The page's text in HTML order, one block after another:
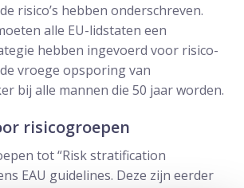
risico’s hebben onderschreven.
alle EU-lidstaten een
hebben ingevoerd voor risico-
vroege opsporing van
bij alle mannen die 50 jaar worden.
risicogroepen
tot “Risk stratification
EAU guidelines. Deze zijn eerder